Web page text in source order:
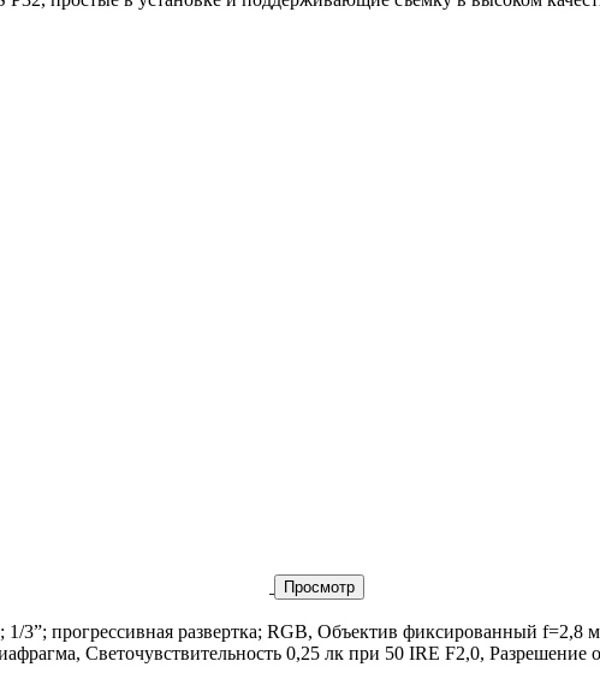
Просмотр
3”; прогрессивная развертка; RGB, Объектив фиксированный f=2,8
Светочувствительность 0,25 лк при 50 IRE F2,0,